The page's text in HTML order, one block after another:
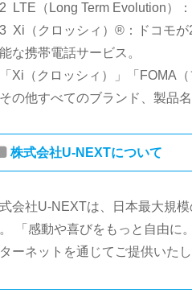
LTE（Long Term Evolution）
Xi（クロッシィ）®：ドコモが
な携帯電話サービス。
Xi（クロッシィ）」「FOMA（
の他すべてのブランド、製品
株式会社U-NEXTについて
会社U-NEXTは、日本最大規
「感動や喜びをもっと自由に
ーネットを通じてご提供いたし